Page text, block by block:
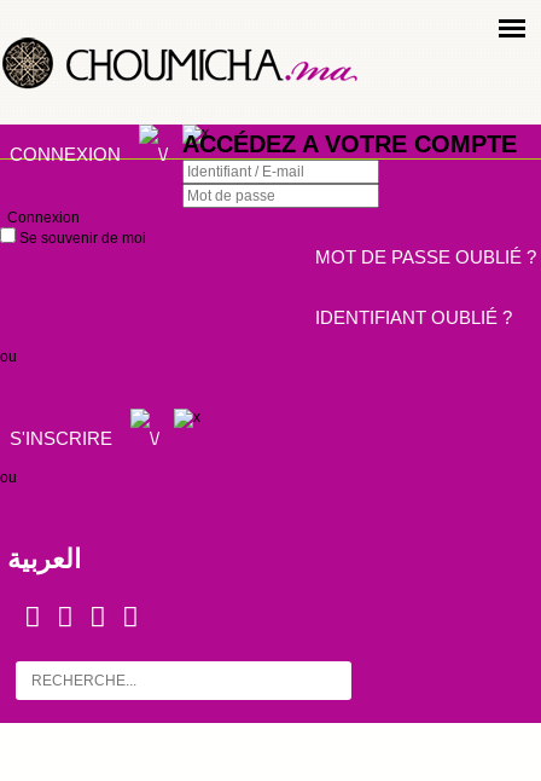
CONNEXION ACCÉDEZ A VOTRE COMPTE
Connexion
Se souvenir de moi
MOT DE PASSE OUBLIÉ ?
IDENTIFIANT OUBLIÉ ?
ou
S'INSCRIRE
ou
العربية